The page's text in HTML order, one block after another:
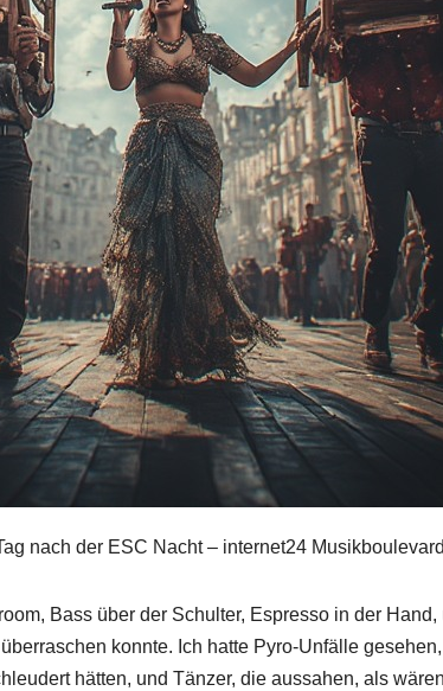
nach der ESC Nacht – internet24 Musikboulevard
Bass über der Schulter, Espresso in der
konnte. Ich hatte Pyro‑Unfälle
hätten, und Tänzer, die aussahen, als